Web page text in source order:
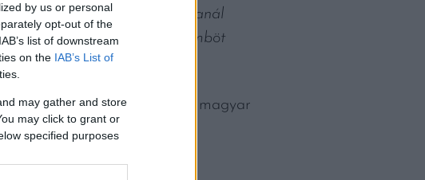
by us or personal
opt-out of the
list of downstream
on the IAB’s List of
may gather and store
may click to grant or
specified purposes
kell kevergetni fakanál
ezzel leszűrik, majd a gömböt
A túró jellegzetes magyar
szeretjük, így nagyot nem